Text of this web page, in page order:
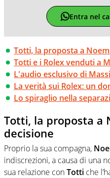
Entra nel
Totti, la proposta a
Totti e i Rolex venduti a
L'audio esclusivo di
La verità sui Rolex: un
Lo spiraglio nella
Totti, la proposta a
decisione
Proprio la sua compagna,
indiscrezioni, a causa di una
sua relazione conTotti che